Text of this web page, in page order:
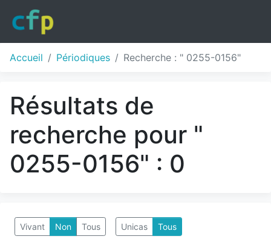
Accueil Périodiques Recherche : " 0255-0156"
Résultats de
recherche pour "
0255-0156" : 0
Vivant Non Tous Unicas Tous